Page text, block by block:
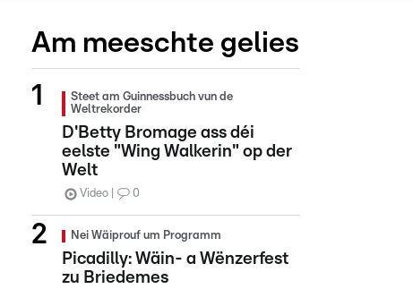
Am meeschte gelies
Steet am Guinnessbuch vun de
Weltrekorder
D'Betty Bromage ass déi
eelste "Wing Walkerin" op der
Welt
Video 0
Nei Wäiprouf um Programm
Picadilly: Wäin- a Wënzerfest
zu Briedemes